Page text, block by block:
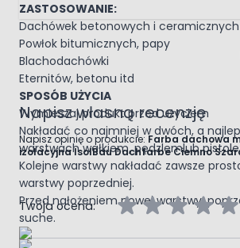
ZASTOSOWANIE:
Dachówek betonowych i ceramicznych
Powłok bitumicznych, papy
Blachodachówki
Eternitów, betonu itd
SPOSÓB UŻYCIA
Wymieszaj produkt przed użyciem
Nakładać co najmniej w dwóch, a
warstwach wałkiem, pędzlemlub
Kolejne warstwy nakładać zawsze
warstwy poprzedniej.
Przed nałożeniem nowej warstwy,
suche.
Napisz własną recenzję
Napisz opinię o produkcie:Farba dachowa
izolacyjna IsolBau Dachfarbe Ciemno
Twoja ocena:
Autor